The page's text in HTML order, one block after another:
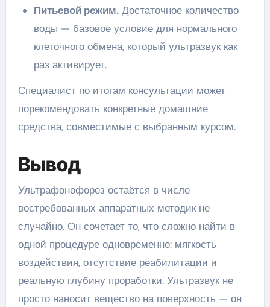
Питьевой режим.Достаточное количество
воды — базовое условие для нормального
клеточного обмена, который ультразвук как
раз активирует.
Специалист по итогам консультации может
порекомендовать конкретные домашние
средства, совместимые с выбранным курсом.
Вывод
Ультрафонофорез остаётся в числе
востребованных аппаратных методик не
случайно. Он сочетает то, что сложно найти в
одной процедуре одновременно: мягкость
воздействия, отсутствие реабилитации и
реальную глубину проработки. Ультразвук не
просто наносит вещество на поверхность — он